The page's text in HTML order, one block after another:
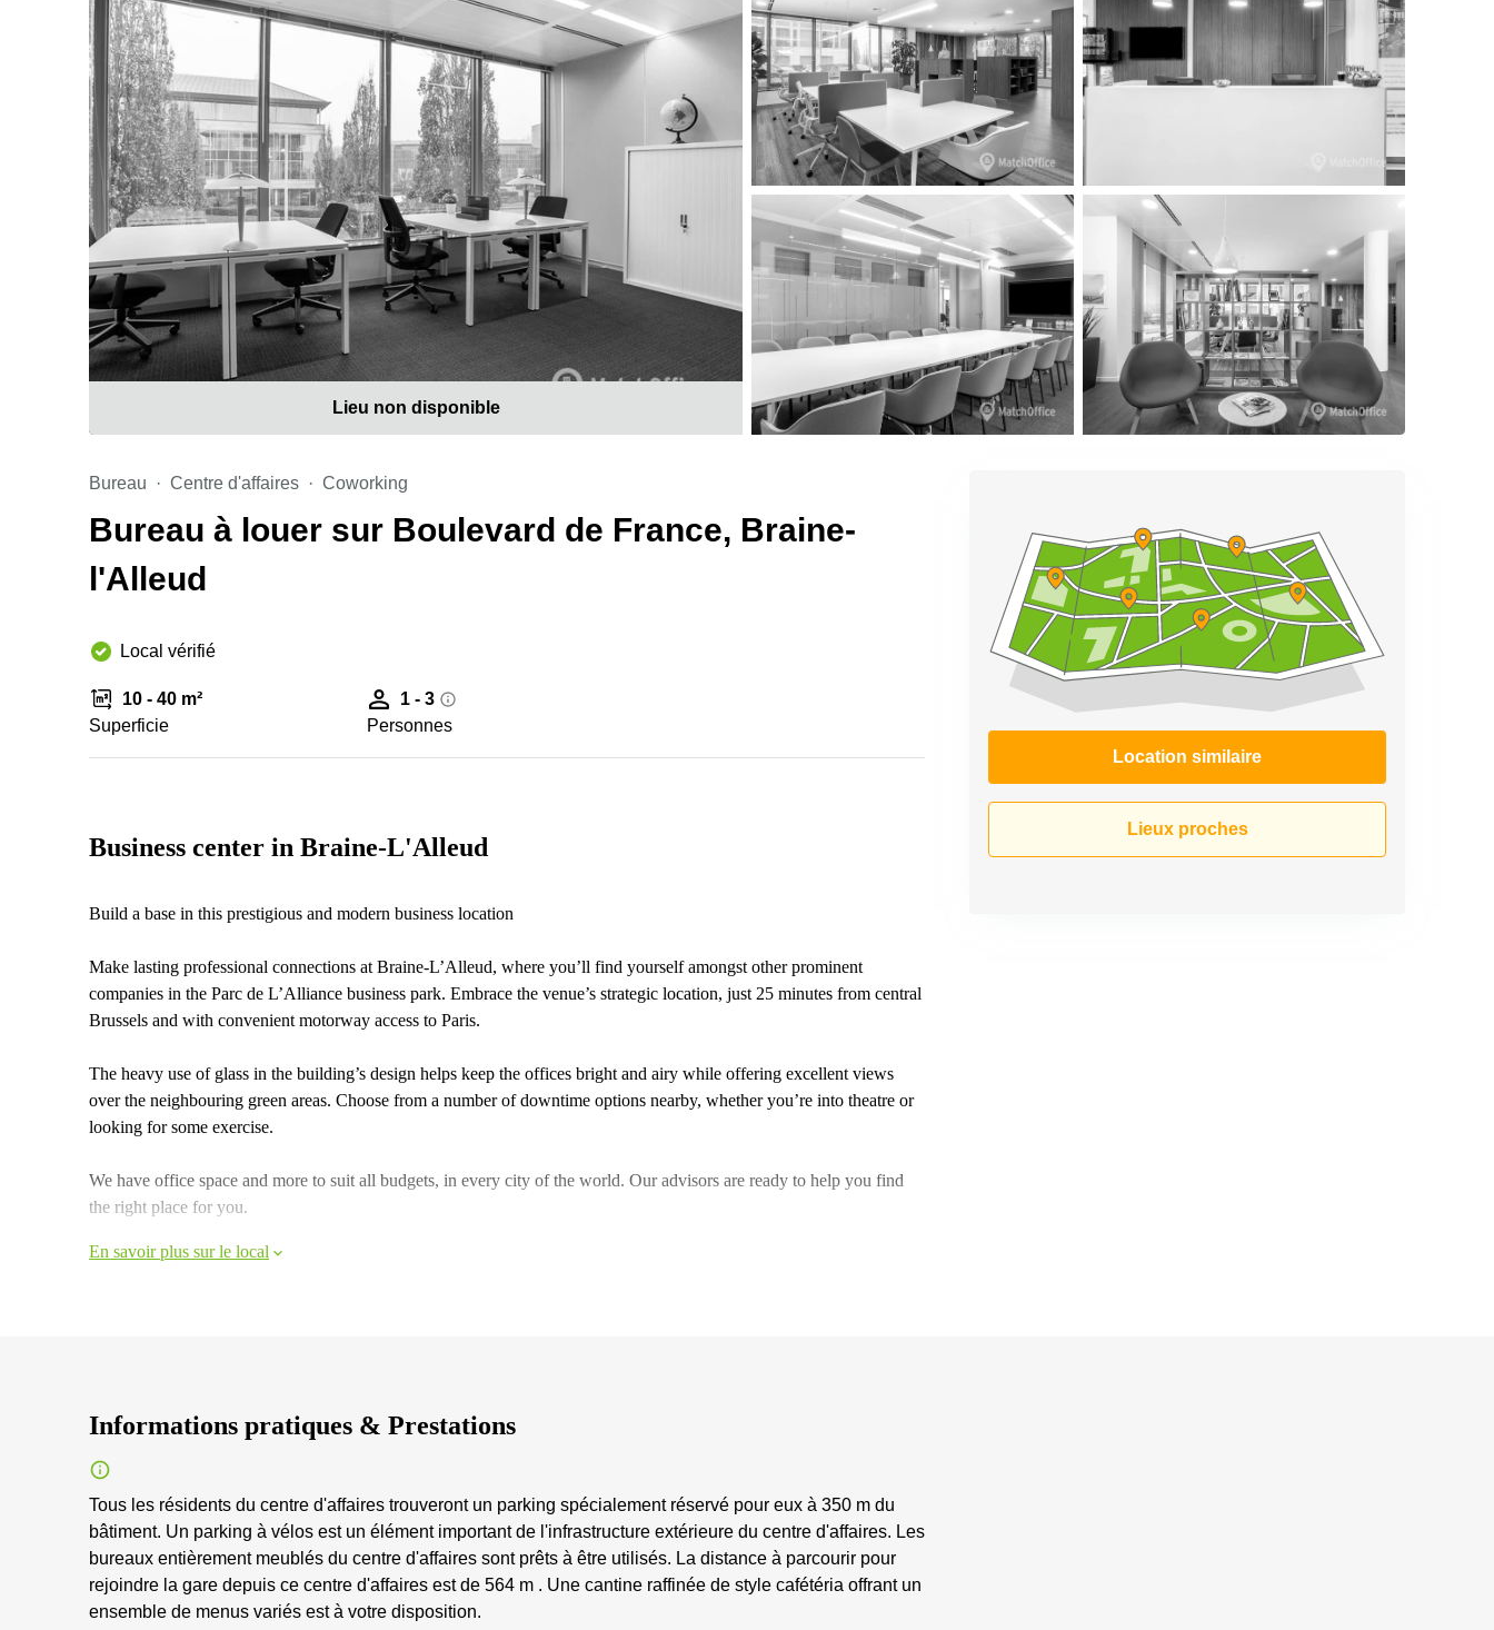
Lieu non disponible
Bureau Centre d'affaires Coworking
Bureau à louer sur Boulevard de France, Braine-
l'Alleud
Local vérifié
10 - 40 m²
Superficie
1 - 3
Personnes
Location similaire
Lieux proches
Business center in Braine-L'Alleud
Build a base in this prestigious and modern business location
Make lasting professional connections at Braine-L’Alleud, where you’ll find yourself amongst other prominent
companies in the Parc de L’Alliance business park. Embrace the venue’s strategic location, just 25 minutes from central
Brussels and with convenient motorway access to Paris.
The heavy use of glass in the building’s design helps keep the offices bright and airy while offering excellent views
over the neighbouring green areas. Choose from a number of downtime options nearby, whether you’re into theatre or
looking for some exercise.
We have office space and more to suit all budgets, in every city of the world. Our advisors are ready to help you find
the right place for you.
En savoir plus sur le local
Informations pratiques & Prestations
Tous les résidents du centre d'affaires trouveront un parking spécialement réservé pour eux à 350 m du
bâtiment. Un parking à vélos est un élément important de l'infrastructure extérieure du centre d'affaires. Les
bureaux entièrement meublés du centre d'affaires sont prêts à être utilisés. La distance à parcourir pour
rejoindre la gare depuis ce centre d'affaires est de 564 m . Une cantine raffinée de style cafétéria offrant un
ensemble de menus variés est à votre disposition.